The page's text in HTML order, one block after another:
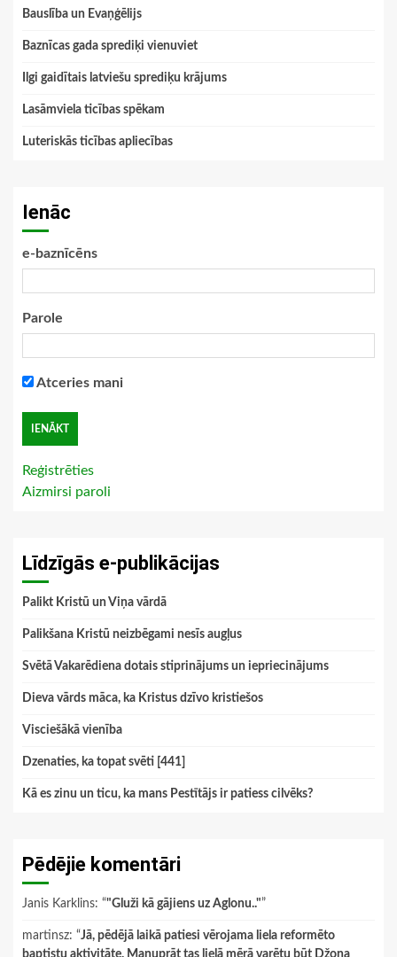
Bauslība un Evaņģēlijs
Baznīcas gada sprediķi vienuviet
Ilgi gaidītais latviešu sprediķu krājums
Lasāmviela ticības spēkam
Luteriskās ticības apliecības
Ienāc
e-baznīcēns
Parole
Atceries mani
Reģistrēties
Aizmirsi paroli
Līdzīgās e-publikācijas
Palikt Kristū un Viņa vārdā
Palikšana Kristū neizbēgami nesīs augļus
Svētā Vakarēdiena dotais stiprinājums un iepriecinājums
Dieva vārds māca, ka Kristus dzīvo kristiešos
Visciešākā vienība
Dzenaties, ka topat svēti [441]
Kā es zinu un ticu, ka mans Pestītājs ir patiess cilvēks?
Pēdējie komentāri
Janis Karklins: “"Gluži kā gājiens uz Aglonu.."”
martinsz: “Jā, pēdējā laikā patiesi vērojama liela reformēto
baptistu aktivitāte. Manuprāt tas lielā mērā varētu būt Džona